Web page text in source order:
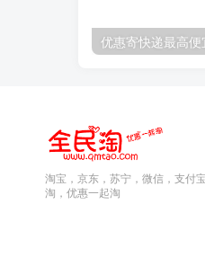
淘宝，京东，苏宁，微信，支付
淘，优惠一起淘